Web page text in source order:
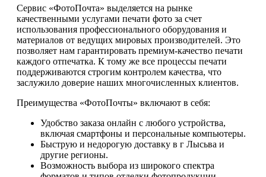
Сервис «ФотоПочта» выделяется на рынке
качественными услугами печати фото за счет
использования профессионального оборудования и
материалов от ведущих мировых производителей. Это
позволяет нам гарантировать премиум-качество печати
каждого отпечатка. К тому же все процессы печати
поддерживаются строгим контролем качества, что
заслужило доверие наших многочисленных клиентов.
Преимущества «ФотоПочты» включают в себя:
Удобство заказа онлайн с любого устройства,
включая смартфоны и персональные компьютеры.
Быструю и недорогую доставку в г Лысьва и
другие регионы.
Возможность выбора из широкого спектра